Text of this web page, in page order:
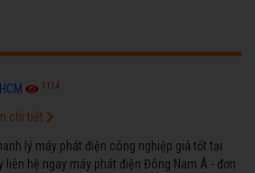
1114
lý máy phát điện công nghiệp giá tốt tại
liên hệ ngay máy phát điện Đông Nam Á - đơn
chi tiết